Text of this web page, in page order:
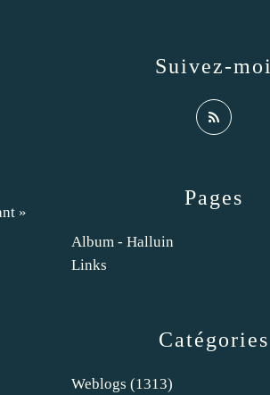
»
Catégories
Weblogs (1313)
Pages
Album - Halluin
Links
Suivez-moi